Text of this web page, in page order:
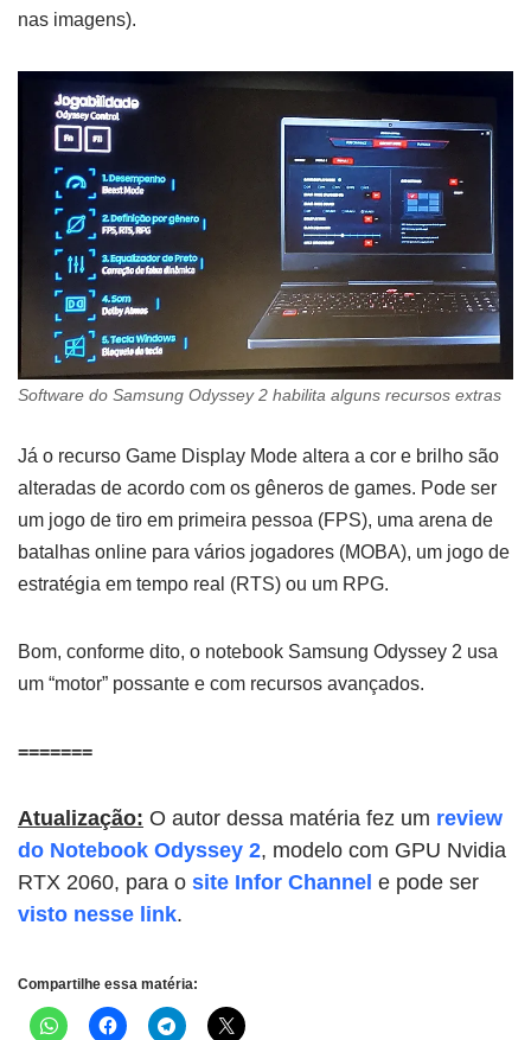
nas imagens).
Software do Samsung Odyssey 2 habilita alguns recursos extras
Já o recurso Game Display Mode altera a cor e brilho são
alteradas de acordo com os gêneros de games. Pode ser
um jogo de tiro em primeira pessoa (FPS), uma arena de
batalhas online para vários jogadores (MOBA), um jogo de
estratégia em tempo real (RTS) ou um RPG.
Bom, conforme dito, o notebook Samsung Odyssey 2 usa
um “motor” possante e com recursos avançados.
=======
Atualização: O autor dessa matéria fez um review
do Notebook Odyssey 2, modelo com GPU Nvidia
RTX 2060, para o site Infor Channel e pode ser
visto nesse link.
Compartilhe essa matéria: